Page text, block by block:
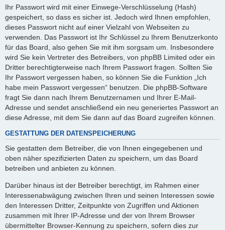
Ihr Passwort wird mit einer Einwege-Verschlüsselung (Hash)
gespeichert, so dass es sicher ist. Jedoch wird Ihnen empfohlen,
dieses Passwort nicht auf einer Vielzahl von Webseiten zu
verwenden. Das Passwort ist Ihr Schlüssel zu Ihrem Benutzerkonto
für das Board, also gehen Sie mit ihm sorgsam um. Insbesondere
wird Sie kein Vertreter des Betreibers, von phpBB Limited oder ein
Dritter berechtigterweise nach Ihrem Passwort fragen. Sollten Sie
Ihr Passwort vergessen haben, so können Sie die Funktion „Ich
habe mein Passwort vergessen“ benutzen. Die phpBB-Software
fragt Sie dann nach Ihrem Benutzernamen und Ihrer E-Mail-
Adresse und sendet anschließend ein neu generiertes Passwort an
diese Adresse, mit dem Sie dann auf das Board zugreifen können.
GESTATTUNG DER DATENSPEICHERUNG
Sie gestatten dem Betreiber, die von Ihnen eingegebenen und
oben näher spezifizierten Daten zu speichern, um das Board
betreiben und anbieten zu können.
Darüber hinaus ist der Betreiber berechtigt, im Rahmen einer
Interessenabwägung zwischen Ihren und seinen Interessen sowie
den Interessen Dritter, Zeitpunkte von Zugriffen und Aktionen
zusammen mit Ihrer IP-Adresse und der von Ihrem Browser
übermittelter Browser-Kennung zu speichern, sofern dies zur